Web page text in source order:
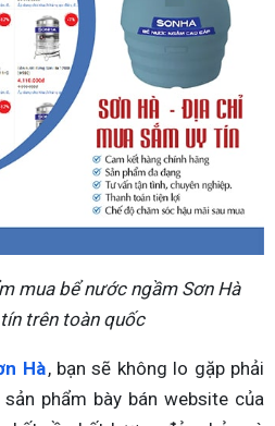
mua bể nước ngầm Sơn Hà
trên toàn quốc
Hà, bạn sẽ không lo gặp phải
phẩm bày bán website của